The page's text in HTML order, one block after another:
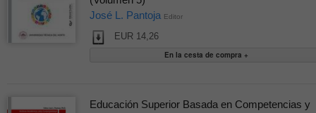
José L. Pantoja Editor
EUR 14,26
Educación Superior Basada en Competencias y